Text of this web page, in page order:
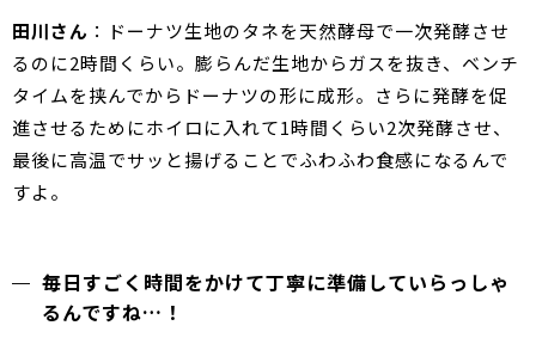
田川さん ：ドーナツ生地のタネを天然酵母で一次発酵させ
るのに2時間くらい。膨らんだ生地からガスを抜き、ベンチ
タイムを挟んでからドーナツの形に成形。さらに発酵を促
進させるためにホイロに入れて1時間くらい2次発酵させ、
最後に高温でサッと揚げることでふわふわ食感になるんで
すよ。
毎日すごく時間をかけて丁寧に準備していらっしゃ
るんですね…！